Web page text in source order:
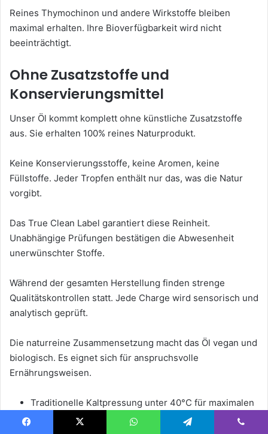
Reines Thymochinon und andere Wirkstoffe bleiben
maximal erhalten. Ihre Bioverfügbarkeit wird nicht
beeinträchtigt.
Ohne Zusatzstoffe und
Konservierungsmittel
Unser Öl kommt komplett ohne künstliche Zusatzstoffe
aus. Sie erhalten 100% reines Naturprodukt.
Keine Konservierungsstoffe, keine Aromen, keine
Füllstoffe. Jeder Tropfen enthält nur das, was die Natur
vorgibt.
Das True Clean Label garantiert diese Reinheit.
Unabhängige Prüfungen bestätigen die Abwesenheit
unerwünschter Stoffe.
Während der gesamten Herstellung finden strenge
Qualitätskontrollen statt. Jede Charge wird sensorisch und
analytisch geprüft.
Die naturreine Zusammensetzung macht das Öl vegan und
biologisch. Es eignet sich für anspruchsvolle
Ernährungsweisen.
Traditionelle Kaltpressung unter 40°C für maximalen
Wirkstofferhalt